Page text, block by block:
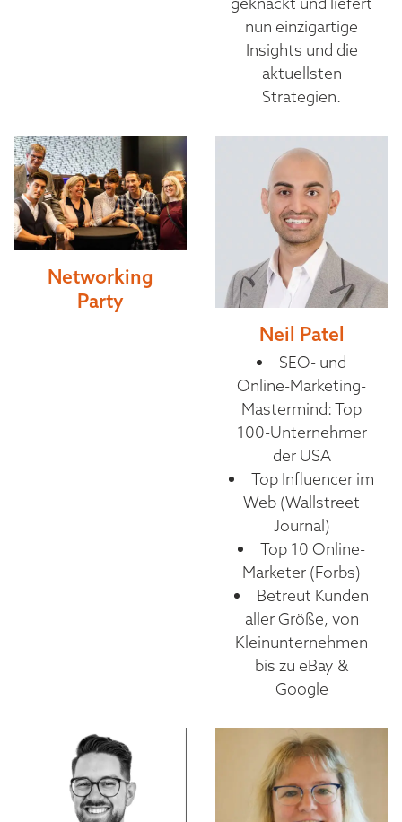
nun einzigartige
Insights und die
aktuellsten
Strategien.
Networking
Party
Neil Patel
SEO- und
Online-Marketing-
Mastermind: Top
100-Unternehmer
der USA
Top Influencer im
Web (Wallstreet
Journal)
Top 10 Online-
Marketer (Forbs)
Betreut Kunden
aller Größe, von
Kleinunternehmen
bis zu eBay &
Google